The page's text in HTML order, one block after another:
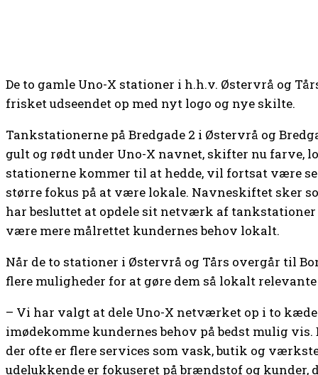
De to gamle Uno-X stationer i h.h.v. Østervrå og
frisket udseendet op med nyt logo og nye skilte.
Tankstationerne på Bredgade 2 i Østervrå og
gult og rødt under Uno-X navnet, skifter nu farve,
stationerne kommer til at hedde, vil fortsat være
større fokus på at være lokale. Navneskiftet sker
har besluttet at opdele sit netværk af
være mere målrettet kundernes behov lokalt.
Når de to stationer i Østervrå og Tårs overgår til
flere muligheder for at gøre dem så lokalt
– Vi har valgt at dele Uno-X netværket op i to
imødekomme kundernes behov på bedst mulig
der ofte er flere services som vask, butik og
udelukkende er fokuseret på brændstof og kunder,